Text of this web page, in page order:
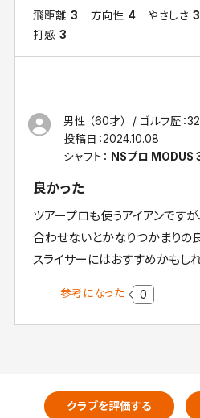
飛距離 3 方向性 4 やさしさ 3
打感 3
男性 （60才） ゴルフ歴：
投稿日：2024.10.08
シャフト： NSプロ MODUS
良かった
ツアープロも使うアイアンです
合わせないとかなりつかまりの
スライサーにはおすすめかもしれ
参考になった 0
クラブを評価する